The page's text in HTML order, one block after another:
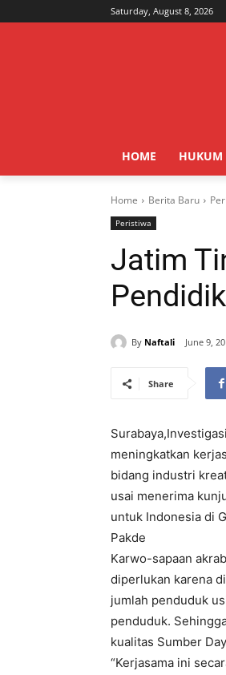
Saturday, August 8, 2026
HOME
Home Berita Baru
Peristiwa
Jatim
By Naftali June 9,
Share
meningkatkan
bidang industri
usai menerima
untuk Indonesia di
Pakde
Karwo-sapaan
diperlukan karena
jumlah penduduk
penduduk.
kualitas Sumber
“Kerjasama ini